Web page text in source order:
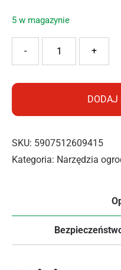
5 w magazynie
+
-
DODAJ
SKU: 5907512609415
Kategoria: Narzędzia